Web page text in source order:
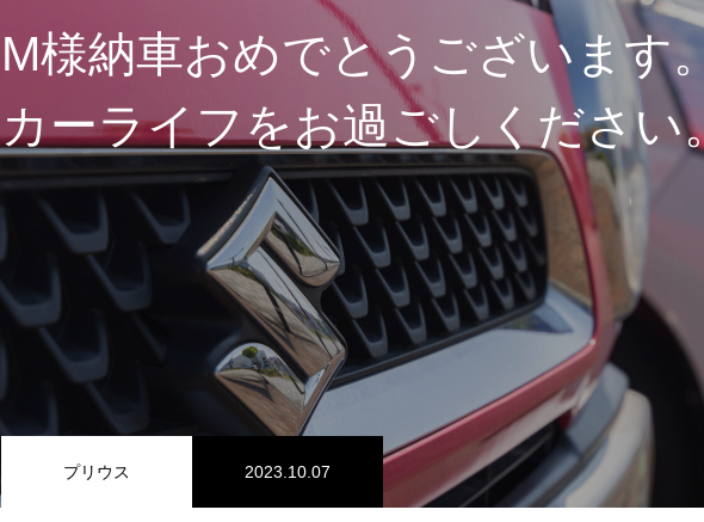
アクセス 店舗情報
定期点検・車検
レッカー
M様納車おめでとうございます
カーライフをお過ごしください
プリウス 2023.10.07